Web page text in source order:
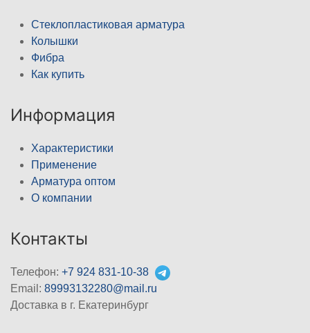
Стеклопластиковая арматура
Колышки
Фибра
Как купить
Информация
Характеристики
Применение
Арматура оптом
О компании
Контакты
Телефон: +7 924 831-10-38
Email: 89993132280@mail.ru
Доставка в г. Екатеринбург